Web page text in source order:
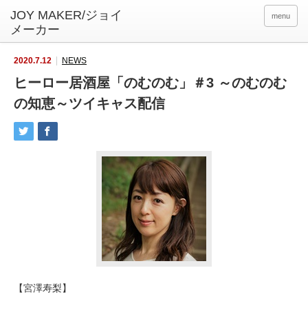
menu
2020.7.12 NEWS
ヒーロー居酒屋「のむのむ」＃3 ～のむのむ
の知恵～ツイキャス配信
【宮澤寿梨】